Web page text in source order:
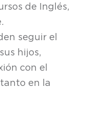
de Inglés,
seguir el
hijos,
con el
en la